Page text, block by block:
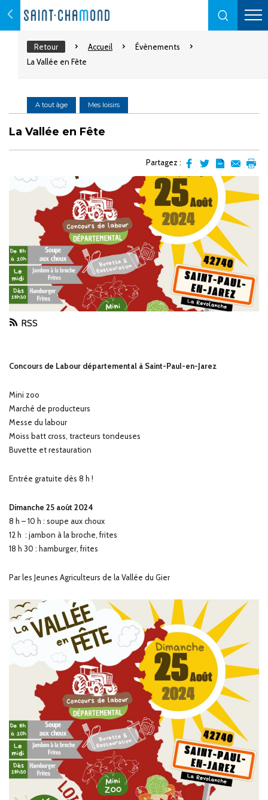
Retour Accueil
Évènements
La Vallée en Fête
A tout âge Mes loisirs
La Vallée en Fête
Partagez :
facebook
Twitter
l'article
en
pdf
RSS
Concours de Labour départemental à Saint-Paul-en-Jarez
Mini zoo
Marché de producteurs
Messe du labour
Moiss batt cross, tracteurs tondeuses
Buvette et restauration
Entrée gratuite dès 8 h !
Dimanche 25 août 2024
8 h – 10 h : soupe aux choux
12 h : jambon à la broche, frites
18 h 30 : hamburger, frites
Par les Jeunes Agriculteurs de la Vallée du Gier